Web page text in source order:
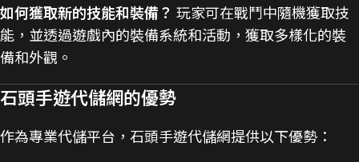
如何獲取新的技能和裝備？ 玩家可在戰鬥中隨機獲取技
能，並透過遊戲內的裝備系統和活動，獲取多樣化的裝
備和外觀。
石頭手遊代儲網的優勢
作為專業代儲平台，石頭手遊代儲網提供以下優勢：